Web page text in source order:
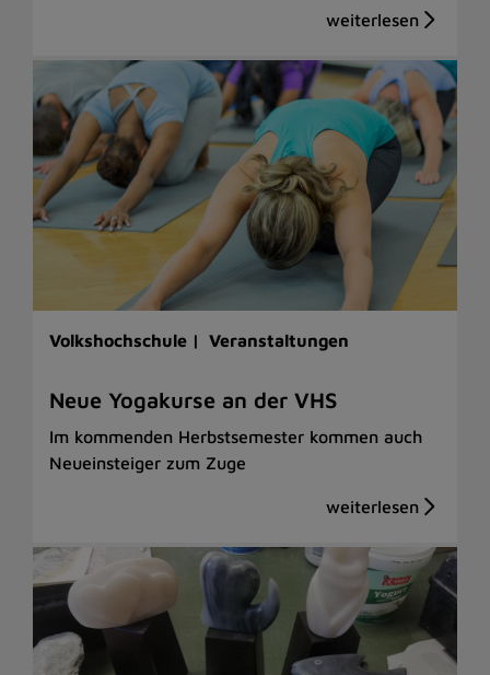
Volkshochschule | Veranstaltungen
Neue Yogakurse an der VHS
Im kommenden Herbstsemester kommen auch
Neueinsteiger zum Zuge